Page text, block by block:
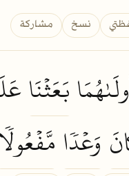
نسخ مشاركة
بَعَثۡنَا
وَعۡدٗا مَّفۡعُولٗا